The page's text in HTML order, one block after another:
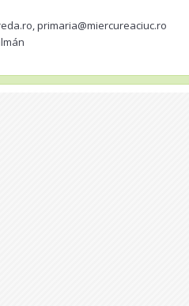
primaria@miercureaciuc.ro